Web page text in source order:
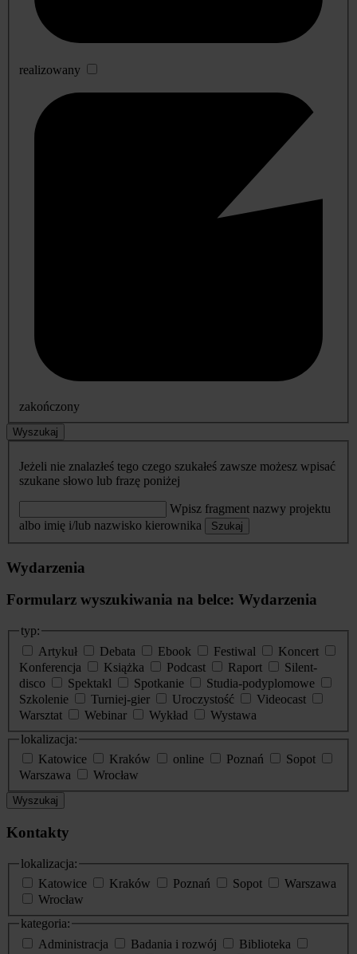
realizowany
zakończony
Wyszukaj
Jeżeli nie znalazłeś tego czego szukałeś zawsze możesz wpisać
szukane słowo lub frazę poniżej
Wpisz fragment nazwy projektu
albo imię i/lub nazwisko kierownika
Szukaj
Wydarzenia
Formularz wyszukiwania na belce: Wydarzenia
typ:
Artykuł
Debata Ebook Festiwal
Koncert
Konferencja
Książka Podcast Raport
Silent-
disco
Spektakl Spotkanie
Studia-podyplomowe
Szkolenie
Turniej-gier Uroczystość
Videocast
Warsztat
Webinar Wykład
Wystawa
lokalizacja:
Katowice
Kraków online Poznań
Sopot
Warszawa
Wrocław
Wyszukaj
Kontakty
lokalizacja:
Katowice
Kraków Poznań Sopot
Warszawa
Wrocław
kategoria:
Administracja
Badania i rozwój
Biblioteka